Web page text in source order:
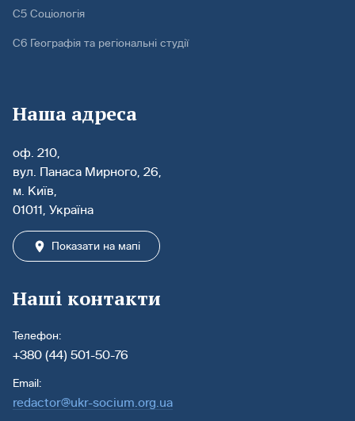
С5 Соціологія
С6 Географія та регіональні студії
Наша адреса
оф. 210,
вул. Панаса Мирного, 26,
м. Київ,
01011, Україна
Показати на мапі
Наші контакти
Телефон:
+380 (44) 501-50-76
Email:
redactor@ukr-socium.org.ua